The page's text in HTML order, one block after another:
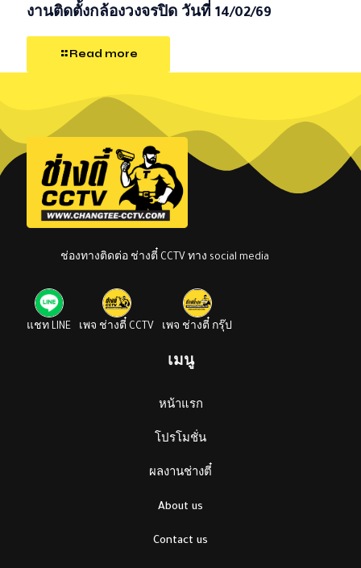
งานติดตั้งกล้องวงจรปิด วันที่ 14/02/69
Read more
ช่องทางติดต่อ ช่างตี๋ CCTV ทาง social media
แชท LINE เพจ ช่างตี๋ CCTV เพจ ช่างตี๋ กรุ๊ป
เมนู
หน้าแรก
โปรโมชั่น
ผลงานช่างตี๋
About us
Contact us